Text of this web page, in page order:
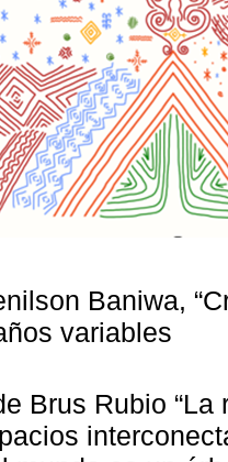
Baniwa,
variables
Brus Rubio